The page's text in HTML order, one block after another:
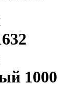
1000